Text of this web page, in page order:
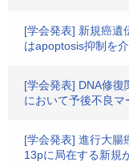
[学会発表] 新規癌遺
はapoptosis抑制を
[学会発表] DNA修復
において予後不良マ
[学会発表] 進行大腸
13pに局在する新規